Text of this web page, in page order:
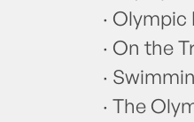
· Olympic
· On the
·
· The